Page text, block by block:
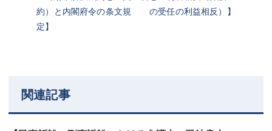
約）と内閣府令の条文規
定】
の受任の利益相反）】
関連記事